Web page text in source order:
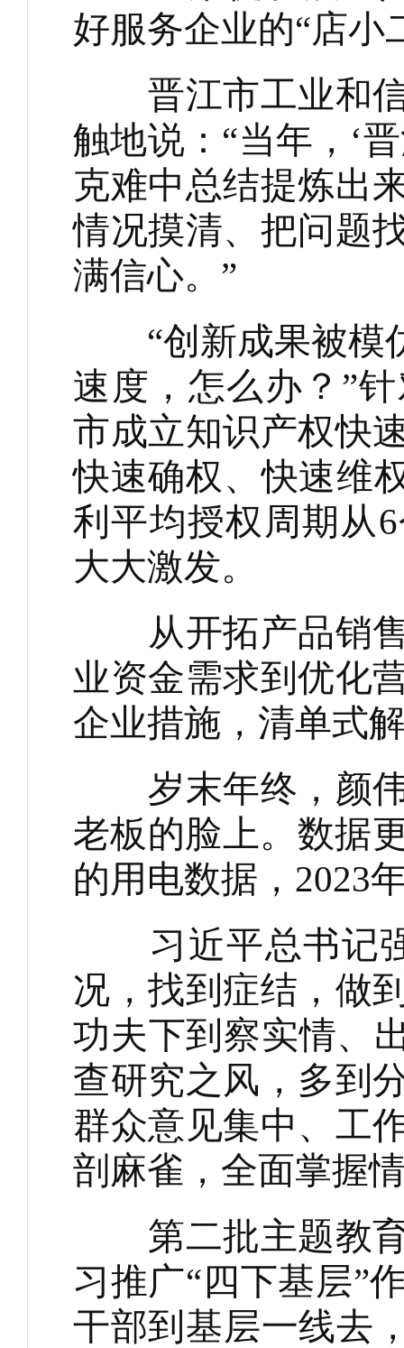
好服务企业的“店小
晋江市工业和信
触地说：“当年，‘
克难中总结提炼出
情况摸清、把问题
满信心。”
“创新成果被模仿
速度，怎么办？”
市成立知识产权快
快速确权、快速维
利平均授权周期从
大大激发。
从开拓产品销售
业资金需求到优化
企业措施，清单式
岁末年终，颜伟
老板的脸上。数据
的用电数据，2023
习近平总书记强
况，找到症结，做
功夫下到察实情、
查研究之风，多到
群众意见集中、工
剖麻雀，全面掌握
第二批主题教育
习推广“四下基层”
干部到基层一线去